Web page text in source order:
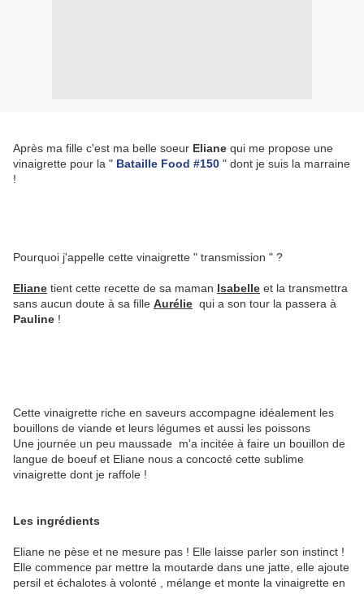
Après ma fille c'est ma belle soeur Eliane qui me propose une
vinaigrette pour la " Bataille Food #150 " dont je suis la marraine
!
Pourquoi j'appelle cette vinaigrette " transmission " ?
Eliane tient cette recette de sa maman Isabelle et la transmettra
sans aucun doute à sa fille Aurélie qui a son tour la passera à
Pauline !
Cette vinaigrette riche en saveurs accompagne idéalement les
bouillons de viande et leurs légumes et aussi les poissons
Une journée un peu maussade m'a incitée à faire un bouillon de
langue de boeuf et Eliane nous a concocté cette sublime
vinaigrette dont je raffole !
Les ingrédients
Eliane ne pèse et ne mesure pas ! Elle laisse parler son instinct !
Elle commence par mettre la moutarde dans une jatte, elle ajoute
persil et échalotes à volonté , mélange et monte la vinaigrette en